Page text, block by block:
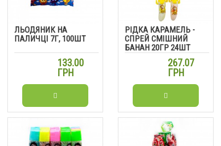
ЛЬОДЯНИК НА
ПАЛИЧЦІ 7Г, 100ШТ
133.00
ГРН
РІДКА КАРАМЕЛЬ -
СПРЕЙ СМІШНИЙ
БАНАН 20ГР 24ШТ
267.07
ГРН